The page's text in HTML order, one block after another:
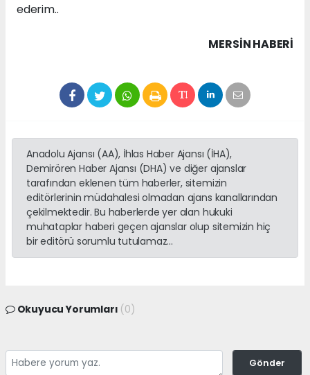
ederim..
MERSIN HABERİ
Anadolu Ajansı (AA), İhlas Haber Ajansı (İHA),
Demirören Haber Ajansı (DHA) ve diğer ajanslar
tarafından eklenen tüm haberler, sitemizin
editörlerinin müdahalesi olmadan ajans kanallarından
çekilmektedir. Bu haberlerde yer alan hukuki
muhataplar haberi geçen ajanslar olup sitemizin hiç
bir editörü sorumlu tutulamaz...
Okuyucu Yorumları (0)
Gönder